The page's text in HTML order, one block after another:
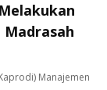
Madrasah
Manajemen